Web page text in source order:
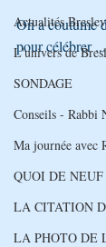
Actualités Breslev
L'univers de
SONDAGE
Conseils - Rabbi
Ma journée avec
QUOI DE
LA CITATION
LA PHOTO DE
On a coutume
pour célébrer ...